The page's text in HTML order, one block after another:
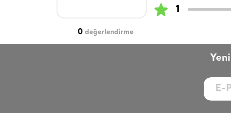
0 değerlendirme
1